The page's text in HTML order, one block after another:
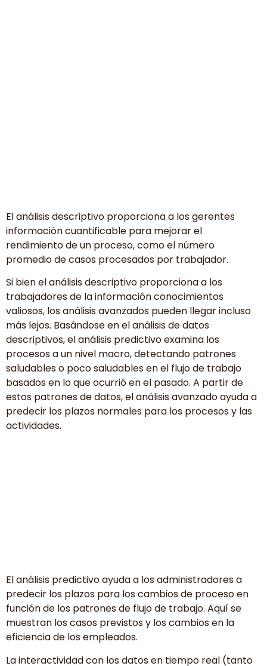
El análisis descriptivo proporciona a los gerentes
información cuantificable para mejorar el
rendimiento de un proceso, como el número
promedio de casos procesados por trabajador.
Si bien el análisis descriptivo proporciona a los
trabajadores de la información conocimientos
valiosos, los análisis avanzados pueden llegar incluso
más lejos. Basándose en el análisis de datos
descriptivos, el análisis predictivo examina los
procesos a un nivel macro, detectando patrones
saludables o poco saludables en el flujo de trabajo
basados en lo que ocurrió en el pasado. A partir de
estos patrones de datos, el análisis avanzado ayuda a
predecir los plazos normales para los procesos y las
actividades.
El análisis predictivo ayuda a los administradores a
predecir los plazos para los cambios de proceso en
función de los patrones de flujo de trabajo. Aquí se
muestran los casos previstos y los cambios en la
eficiencia de los empleados.
La interactividad con los datos en tiempo real (tanto